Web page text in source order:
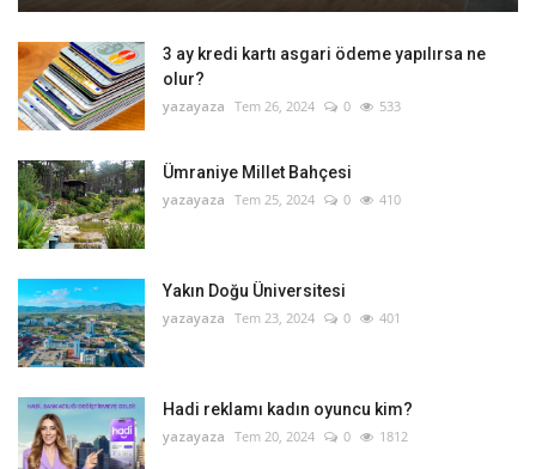
3 ay kredi kartı asgari ödeme yapılırsa ne
olur?
yazayaza Tem 26, 2024 0 533
Ümraniye Millet Bahçesi
yazayaza Tem 25, 2024 0 410
Yakın Doğu Üniversitesi
yazayaza Tem 23, 2024 0 401
Hadi reklamı kadın oyuncu kim?
yazayaza Tem 20, 2024 0 1812